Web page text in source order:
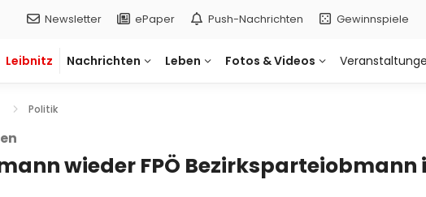
Newsletter ePaper Push-Nachrichten Gewinnspiele
Leibnitz Nachrichten Leben Fotos & Videos
Politik
wieder FPÖ Bezirksparteiobmann